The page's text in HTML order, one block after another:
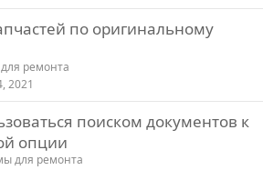
по оригинальному
ремонта
2021
поиском документов к
опции
для ремонта